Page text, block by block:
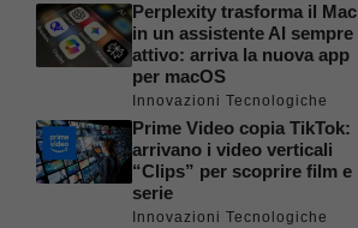
Perplexity trasforma il Mac
in un assistente AI sempre
attivo: arriva la nuova app
per macOS
Innovazioni Tecnologiche
Prime Video copia TikTok:
arrivano i video verticali
“Clips” per scoprire film e
serie
Innovazioni Tecnologiche